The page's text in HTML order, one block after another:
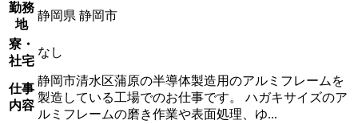
勤務
地
静岡県 静岡市
寮・
社宅
なし
仕事
内容
静岡市清水区蒲原の半導体製造用のアルミフレームを
製造している工場でのお仕事です。 ハガキサイズのア
ルミフレームの磨き作業や表面処理、ゆ...